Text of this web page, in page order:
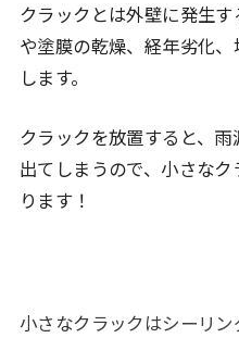
クラックとは外壁に発生
や塗膜の乾燥、経年劣化
します。
クラックを放置すると、
出てしまうので、小さな
ります！
小さなクラックはシーリ